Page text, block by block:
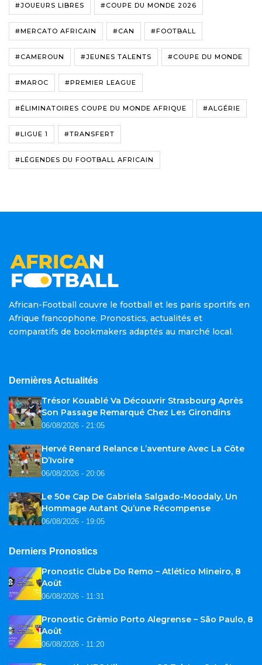
#JOUEURS LIBRES #COUPE DU MONDE 2026
#MERCATO AFRICAIN #CAN #FOOTBALL
#CAMEROUN #JEUNES TALENTS #COUPE DU MONDE
#MAROC #PREMIER LEAGUE
#ÉLIMINATOIRES COUPE DU MONDE AFRIQUE #ALGÉRIE
#LIGUE 1 #TRANSFERT
#LÉGENDES DU FOOTBALL AFRICAIN
African-Football couvre le football et les paris sportifs en
Afrique francophone. Pronostics, actualités et
comparatifs de bookmakers adaptés au marché local.
Dernières Actualités
Trésor Kouablé Va Découvrir Strasbourg Après
Son Passage Remarqué Chez Les Girondins
06/08/2026 - 21:05
Hervé Renard Relance L’aventure Avec La Côte
D’Ivoire
06/08/2026 - 20:06
Le 50e Cap De Gabriela Salgado-Moodaly, Un
Hommage Autant Qu’une Récompense
06/08/2026 - 19:05
Derniers Pronostics
Pronostic Clube Do Remo – Atlético Mineiro, 8
Août
06/08/2026 - 11:31
Pronostic Grêmio Porto Alegrense – São Paulo, 8
Août
06/08/2026 - 11:20